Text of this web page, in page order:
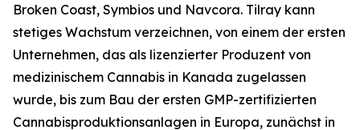
Broken Coast, Symbios und Navcora. Tilray kann
stetiges Wachstum verzeichnen, von einem der ersten
Unternehmen, das als lizenzierter Produzent von
medizinischem Cannabis in Kanada zugelassen
wurde, bis zum Bau der ersten GMP-zertifizierten
Cannabisproduktionsanlagen in Europa, zunächst in